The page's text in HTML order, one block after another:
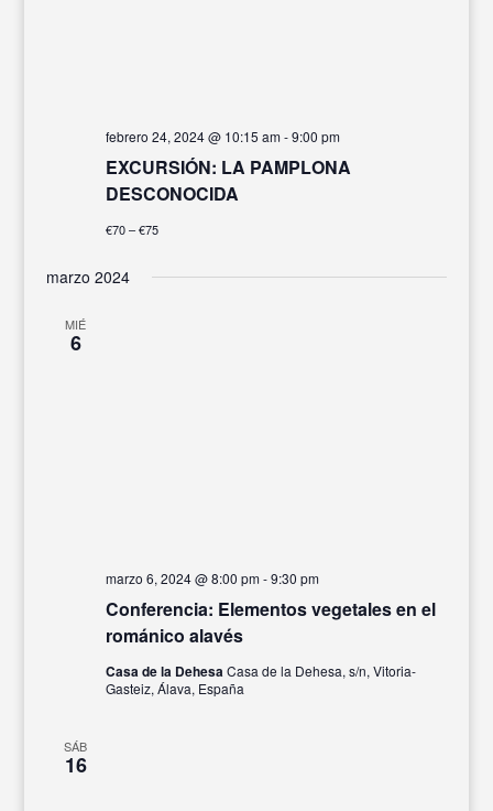
EXCURSIÓN: LA PAMPLONA
DESCONOCIDA
febrero 24, 2024 @ 10:15 am-9:00 pm
€70 – €75
marzo 2024
MIÉ
6
Conferencia: Elementos vegetales en el
románico alavés
marzo 6, 2024 @ 8:00 pm-9:30 pm
Casa de la DehesaCasa de la Dehesa, s/n, Vitoria-
Gasteiz, Álava, España
SÁB
16